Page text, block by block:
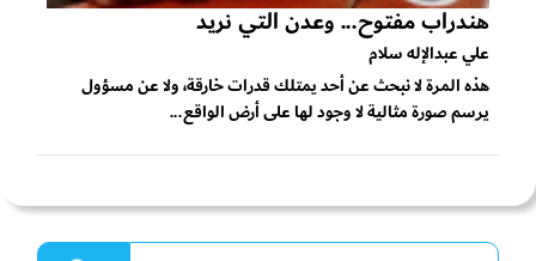
هندراب مفتوح... وعدن التي نريد
علي عبدالإله سلام
هذه المرة لا نبحث عن أحد يمتلك قدرات خارقة، ولا عن مسؤول
يرسم صورة مثالية لا وجود لها على أرض الواقع...